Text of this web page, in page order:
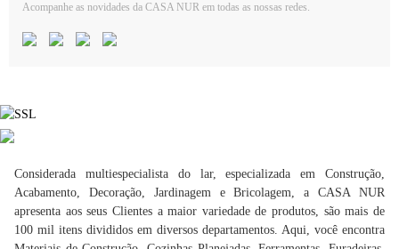
Acompanhe as novidades da CASA NUR em todas as nossas redes.
Considerada multiespecialista do lar, especializada em Construção,
Acabamento, Decoração, Jardinagem e Bricolagem, a CASA NUR
apresenta aos seus Clientes a maior variedade de produtos, são mais de
100 mil itens divididos em diversos departamentos. Aqui, você encontra